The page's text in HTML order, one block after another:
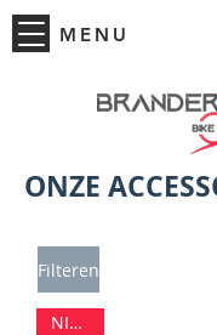
MENU
ONZE
Filteren
NIEUW